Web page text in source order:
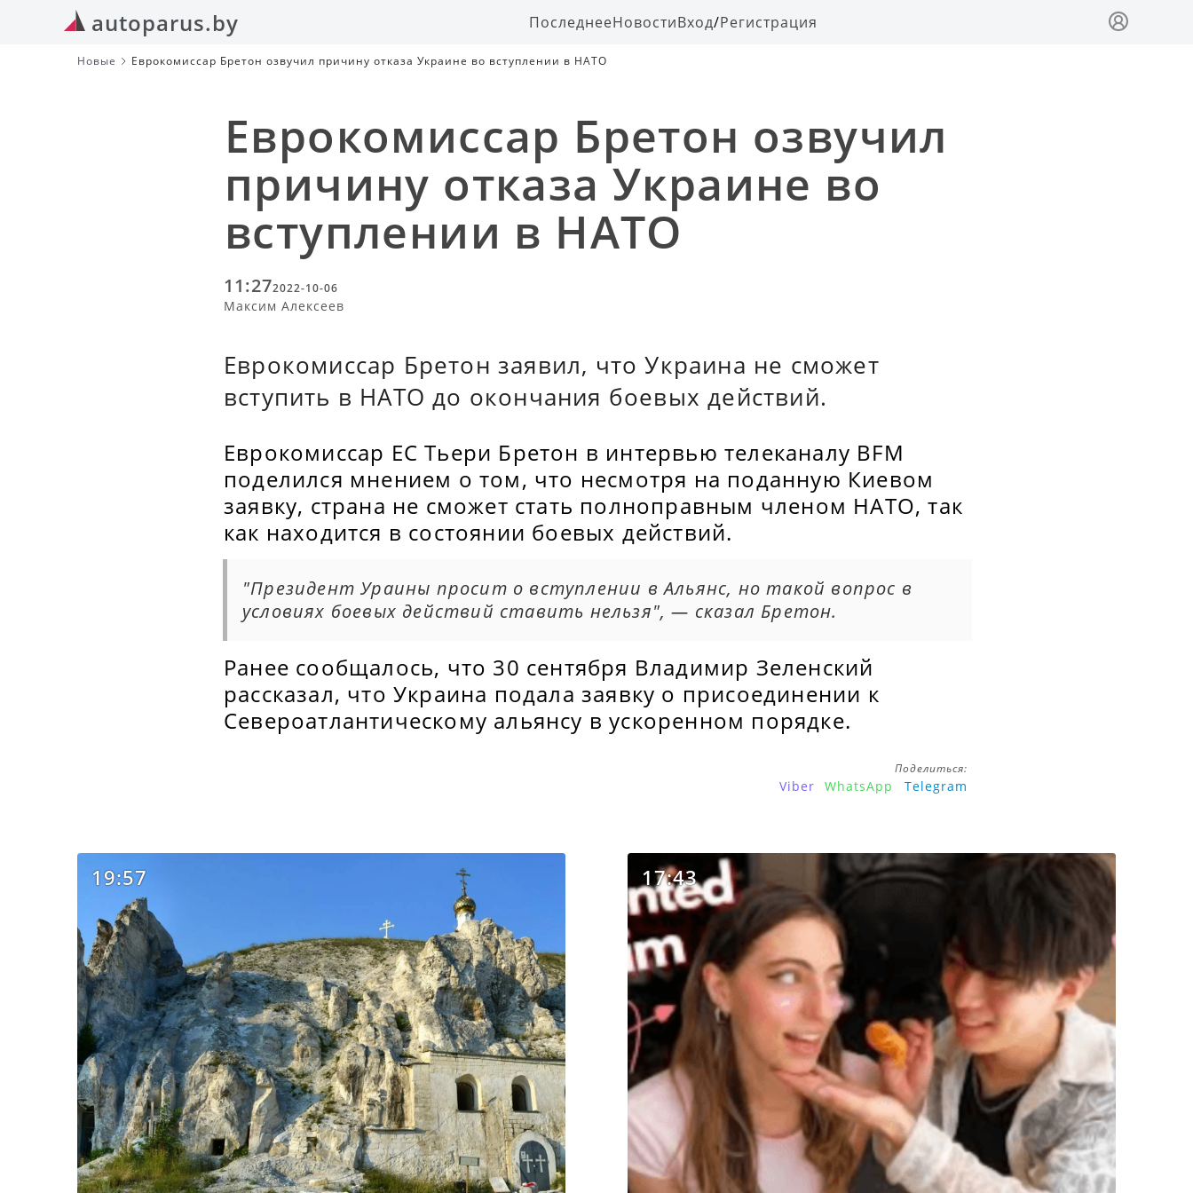
autoparus.by ПоследнееНовостиВход/Регистрация
Новые Еврокомиссар Бретон озвучил причину отказа Украине во вступлении в НАТО
Еврокомиссар Бретон озвучил
причину отказа Украине во
вступлении в НАТО
11:272022-10-06
Максим Алексеев
Еврокомиссар Бретон заявил, что Украина не сможет
вступить в НАТО до окончания боевых действий.
Еврокомиссар ЕС Тьери Бретон в интервью телеканалу BFM
поделился мнением о том, что несмотря на поданную Киевом
заявку, страна не сможет стать полноправным членом НАТО, так
как находится в состоянии боевых действий.
"Президент Ураины просит о вступлении в Альянс, но такой вопрос в
условиях боевых действий ставить нельзя", — сказал Бретон.
Ранее сообщалось, что 30 сентября Владимир Зеленский
рассказал, что Украина подала заявку о присоединении к
Североатлантическому альянсу в ускоренном порядке.
Поделиться:
Viber WhatsApp Telegram
19:57 17:43